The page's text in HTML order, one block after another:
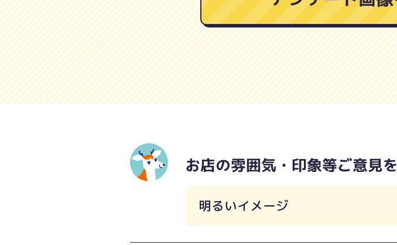
お店の雰囲気・印象等ご意見
明るいイメージ